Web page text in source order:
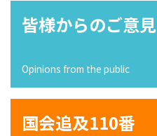
皆様からのご意見
Opinions from the public
国会追及110番